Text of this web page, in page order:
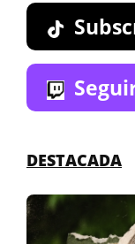
DESTACADA